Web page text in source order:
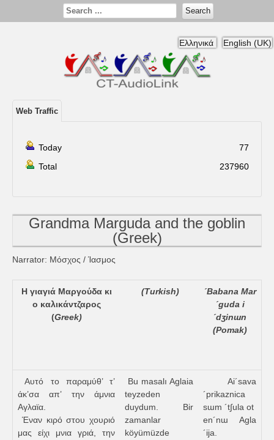
Search
Ελληνικά English (UK)
Web Traffic
Today
77
Total
237960
Grandma Marguda and the goblin
(Greek)
Narrator: Μόσχος / Ίασμος
Η γιαγιά Μαργούδα κι
ο καλικάντζαρος
(Greek)
(Turkish)
´Babana Mar
´guda i
´dʒinɯn
(Pomak)
Αυτό το παραμύθ’ τ’
άκ’σα απ’ την άμνια
Αγλαϊα.
Έναν κιρό στου χουριό
μας είχι μνια γριά, την
Bu masalı Aglaia
teyzeden
duydum. Bir
zamanlar
köyümüzde
Ai´sava
´prikaznica
sɯm ´t∫ula ot
en´nɯ Agla
´ija.